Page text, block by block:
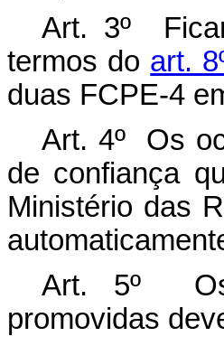
Art. 3º
termos do art.
duas FCPE-4
Art. 4º Os
de confiança
Ministério das
Art. 5º Os
promovidas